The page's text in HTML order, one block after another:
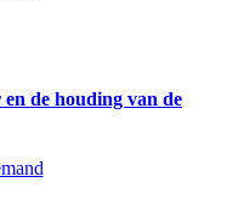
de houding van de